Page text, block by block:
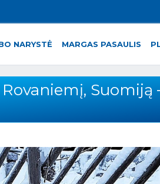
NARYSTĖ MARGAS PASAULIS
Suomiją